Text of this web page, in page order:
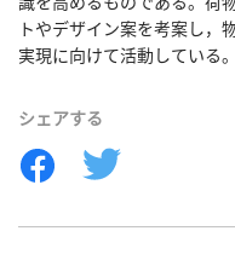
トやデザイン案を考案し，
実現に向けて活動している。
シェアする